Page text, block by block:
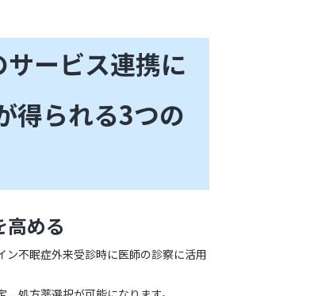
ービス連携に
得られる3つの
める
ン不眠症外来受診時に医師の診察に活用